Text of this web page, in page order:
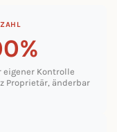
eigener Kontrolle
Proprietär, änderbar